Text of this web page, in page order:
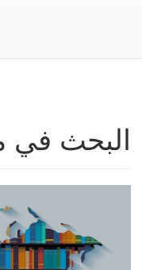
البحث في